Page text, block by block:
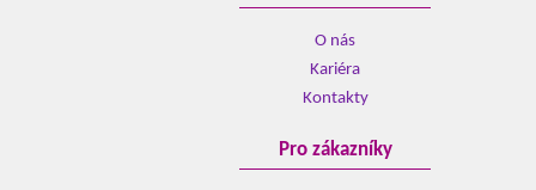
O nás
Kariéra
Kontakty
Pro zákazníky